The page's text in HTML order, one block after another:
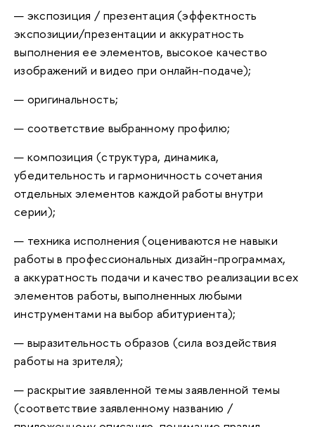
— экспозиция / презентация (эффектность
экспозиции/презентации и аккуратность
выполнения ее элементов, высокое качество
изображений и видео при онлайн-подаче);
— оригинальность;
— соответствие выбранному профилю;
— композиция (структура, динамика,
убедительность и гармоничность сочетания
отдельных элементов каждой работы внутри
серии);
— техника исполнения (оцениваются не навыки
работы в профессиональных дизайн-программах,
а аккуратность подачи и качество реализации всех
элементов работы, выполненных любыми
инструментами на выбор абитуриента);
— выразительность образов (сила воздействия
работы на зрителя);
— раскрытие заявленной темы заявленной темы
(соответствие заявленному названию /